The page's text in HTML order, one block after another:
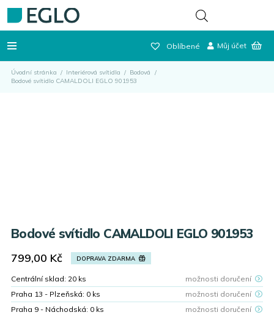
Oblíbené Můj účet
Úvodní stránka / Interiérová svítidla / Bodová
/
Bodové svítidlo CAMALDOLI EGLO 901953
Bodové svítidlo CAMALDOLI EGLO 901953
799,00 Kč DOPRAVA ZDARMA
Centrální sklad: 20 ks
možnosti doručení
Praha 13 - Plzeňská: 0 ks
možnosti doručení
Praha 9 - Náchodská: 0 ks
možnosti doručení